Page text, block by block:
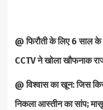
@ फिरौती के लिए 6 साल
CCTV ने खोला खौफनाक
@ विश्वास का खून: जिस
निकला आस्तीन का सांप;